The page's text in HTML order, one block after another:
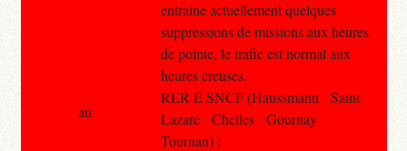
entraine actuellement quelques
suppressions de missions aux heures
de pointe, le trafic est normal aux
heures creuses.
RER E SNCF (Haussmann - Saint-
Lazare - Chelles - Gournay -
Tournan) :
au